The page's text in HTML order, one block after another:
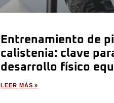
Entrenamiento de
calistenia: clave
desarrollo físico
LEER MÁS »